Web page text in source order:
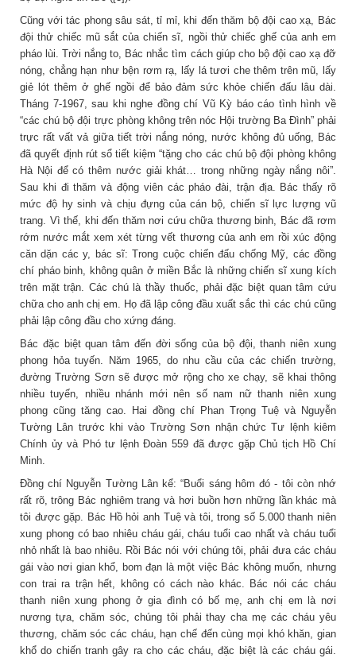
Cũng với tác phong sâu sát, tỉ mỉ, khi đến thăm bộ đội cao xạ, Bác
đội thử chiếc mũ sắt của chiến sĩ, ngồi thử chiếc ghế của anh em
pháo lùi. Trời nắng to, Bác nhắc tìm cách giúp cho bộ đội cao xạ đỡ
nóng, chẳng hạn như bện rơm rạ, lấy lá tươi che thêm trên mũ, lấy
giẻ lót thêm ở ghế ngồi để bảo đảm sức khỏe chiến đấu lâu dài.
Tháng 7-1967, sau khi nghe đồng chí Vũ Kỳ báo cáo tình hình về
“các chú bộ đội trực phòng không trên nóc Hội trường Ba Đình” phải
trực rất vất vả giữa tiết trời nắng nóng, nước không đủ uống, Bác
đã quyết định rút sổ tiết kiệm “tặng cho các chú bộ đội phòng không
Hà Nội để có thêm nước giải khát… trong những ngày nắng nôi”.
Sau khi đi thăm và động viên các pháo đài, trận địa. Bác thấy rõ
mức độ hy sinh và chịu đựng của cán bộ, chiến sĩ lực lượng vũ
trang. Vì thế, khi đến thăm nơi cứu chữa thương binh, Bác đã rơm
rớm nước mắt xem xét từng vết thương của anh em rồi xúc động
căn dặn các y, bác sĩ: Trong cuộc chiến đấu chống Mỹ, các đồng
chí pháo binh, không quân ở miền Bắc là những chiến sĩ xung kích
trên mặt trận. Các chú là thầy thuốc, phải đặc biệt quan tâm cứu
chữa cho anh chị em. Họ đã lập công đầu xuất sắc thì các chú cũng
phải lập công đầu cho xứng đáng.
Bác đặc biệt quan tâm đến đời sống của bộ đội, thanh niên xung
phong hỏa tuyến. Năm 1965, do nhu cầu của các chiến trường,
đường Trường Sơn sẽ được mở rộng cho xe chạy, sẽ khai thông
nhiều tuyến, nhiều nhánh mới nên số nam nữ thanh niên xung
phong cũng tăng cao. Hai đồng chí Phan Trọng Tuệ và Nguyễn
Tường Lân trước khi vào Trường Sơn nhận chức Tư lệnh kiêm
Chính ủy và Phó tư lệnh Đoàn 559 đã được gặp Chủ tịch Hồ Chí
Minh.
Đồng chí Nguyễn Tường Lân kể: “Buổi sáng hôm đó - tôi còn nhớ
rất rõ, trông Bác nghiêm trang và hơi buồn hơn những lần khác mà
tôi được gặp. Bác Hồ hỏi anh Tuệ và tôi, trong số 5.000 thanh niên
xung phong có bao nhiêu cháu gái, cháu tuổi cao nhất và cháu tuổi
nhỏ nhất là bao nhiêu. Rồi Bác nói với chúng tôi, phải đưa các cháu
gái vào nơi gian khổ, bom đạn là một việc Bác không muốn, nhưng
con trai ra trận hết, không có cách nào khác. Bác nói các cháu
thanh niên xung phong ở gia đình có bố mẹ, anh chị em là nơi
nương tựa, chăm sóc, chúng tôi phải thay cha mẹ các cháu yêu
thương, chăm sóc các cháu, hạn chế đến cùng mọi khó khăn, gian
khổ do chiến tranh gây ra cho các cháu, đặc biệt là các cháu gái.